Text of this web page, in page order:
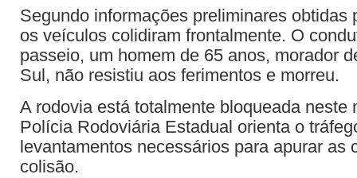
Segundo informações preliminares obtidas
os veículos colidiram frontalmente. O
passeio, um homem de 65 anos, morador
Sul, não resistiu aos ferimentos e morreu.
A rodovia está totalmente bloqueada neste
Polícia Rodoviária Estadual orienta o
levantamentos necessários para apurar as
colisão.